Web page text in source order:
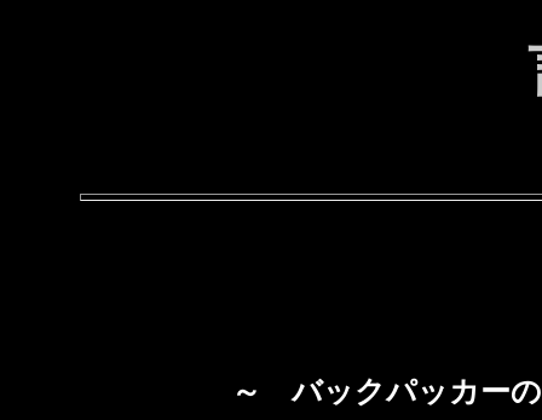
～ バックパッカー